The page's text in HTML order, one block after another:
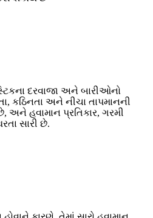
દરવાજા અને બારીઓનો
કઠિનતા અને નીચા તાપમાનની
અને હવામાન પ્રતિકાર, ગરમી
સારી છે.